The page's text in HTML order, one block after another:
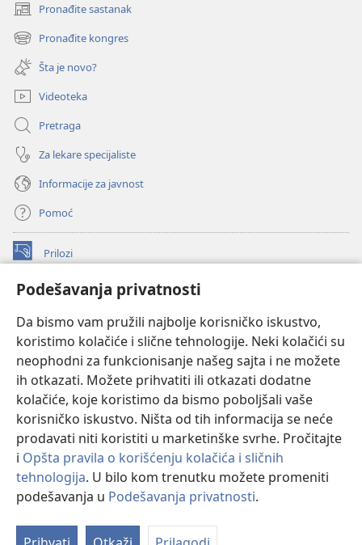
Podešavanja privatnosti
Da bismo vam pružili najbolje korisničko iskustvo,
koristimo kolačiće i slične tehnologije. Neki kolačići su
neophodni za funkcionisanje našeg sajta i ne možete
ih otkazati. Možete prihvatiti ili otkazati dodatne
kolačiće, koje koristimo da bismo poboljšali vaše
korisničko iskustvo. Ništa od tih informacija se neće
prodavati niti koristiti u marketinške svrhe. Pročitajte
i Opšta pravila o korišćenju kolačića i sličnih
tehnologija. U bilo kom trenutku možete promeniti
podešavanja u Podešavanja privatnosti.
Pronađite sastanak
(otvara
novi
prozor)
Pronađite kongres
(otvara
novi
prozor)
Šta je novo?
Videoteka
Pretraga
Za lekare specijaliste
Informacije za javnost
Pomoć
Prilozi
(otvara
prozor)ONLAJN BIBLIOTEKA Watchtower
novi
prozor)JW Hub®
(otvara
novi
prozor)
®
Watchtower Library®
Copyright
© 2026 Watch Tower Bible and Tract Society of Pennsylvania.
PRAVILA KORIŠĆENJA|PRIVATNOST| PODEŠAVANjE PRIVATNOSTI